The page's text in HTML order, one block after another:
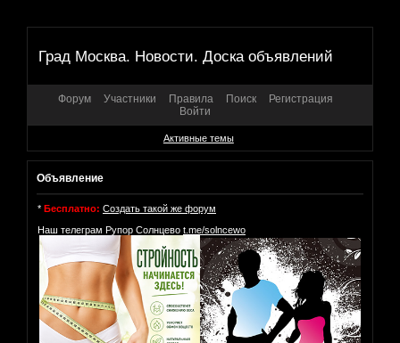
Град Москва. Новости. Доска объявлений
Форум Участники Правила Поиск
Регистрация
Войти
Активные темы
Объявление
* Бесплатно: Создать такой же форум
Наш телеграм Рупор Солнцево t.me/solncewo